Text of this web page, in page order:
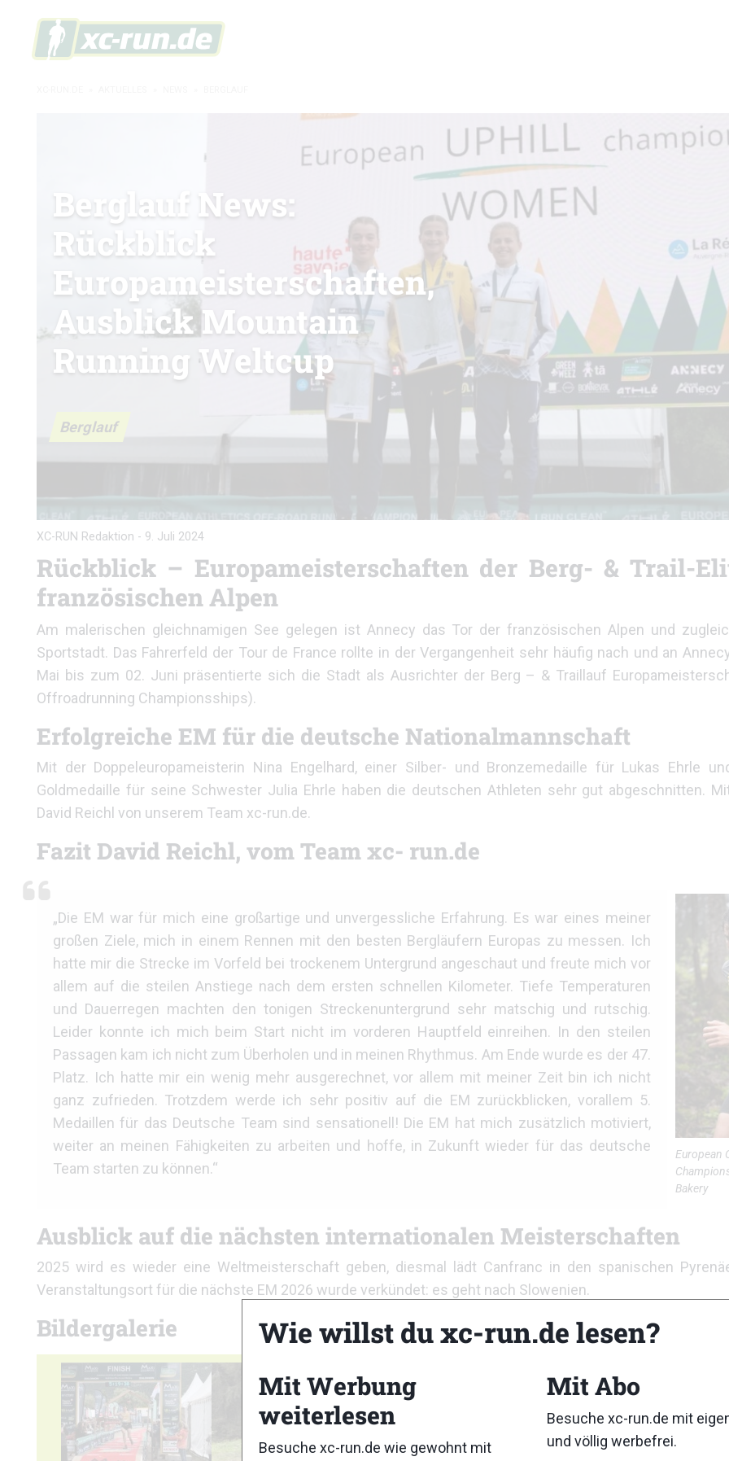
Berglauf
Berglauf News:
Rückblick
Europameisterschaften,
Ausblick Mountain
Running Weltcup
XC-RUN Redaktion - 9. Juli 2024
Rückblick – Europameisterschaften der Berg- & Trail-
französischen Alpen
Am malerischen gleichnamigen See gelegen ist Annecy das Tor der französischen Alpen und
Sportstadt. Das Fahrerfeld der Tour de France rollte in der Vergangenheit sehr häufig nach und an
Mai bis zum 02. Juni präsentierte sich die Stadt als Ausrichter der Berg – & Traillauf
Offroadrunning Championsships).
Erfolgreiche EM für die deutsche Nationalmannschaft
Mit der Doppeleuropameisterin Nina Engelhard, einer Silber- und Bronzemedaille für Lukas Ehrle
Goldmedaille für seine Schwester Julia Ehrle haben die deutschen Athleten sehr gut abgeschnitten.
David Reichl von unserem Team xc-run.de.
Fazit David Reichl, vom Team xc- run.de
European
Bakery
„Die EM war für mich eine großartige und unvergessliche Erfahrung. Es war eines meiner
großen Ziele, mich in einem Rennen mit den besten Bergläufern Europas zu messen. Ich
hatte mir die Strecke im Vorfeld bei trockenem Untergrund angeschaut und freute mich vor
allem auf die steilen Anstiege nach dem ersten schnellen Kilometer. Tiefe Temperaturen
und Dauerregen machten den tonigen Streckenuntergrund sehr matschig und rutschig.
Leider konnte ich mich beim Start nicht im vorderen Hauptfeld einreihen. In den steilen
Passagen kam ich nicht zum Überholen und in meinen Rhythmus. Am Ende wurde es der 47.
Platz. Ich hatte mir ein wenig mehr ausgerechnet, vor allem mit meiner Zeit bin ich nicht
ganz zufrieden. Trotzdem werde ich sehr positiv auf die EM zurückblicken, vorallem 5.
Medaillen für das Deutsche Team sind sensationell! Die EM hat mich zusätzlich motiviert,
weiter an meinen Fähigkeiten zu arbeiten und hoffe, in Zukunft wieder für das deutsche
Team starten zu können.“
Ausblick auf die nächsten internationalen Meisterschaften
2025 wird es wieder eine Weltmeisterschaft geben, diesmal lädt Canfranc in den spanischen
Veranstaltungsort für die nächste EM 2026 wurde verkündet: es geht nach Slowenien.
Bildergalerie Wie willst du xc-run.de lesen?
Mit Werbung
weiterlesen
Besuche xc-run.de wie gewohnt mit
Mit Abo
Besuche xc-run.de mit
und völlig werbefrei.